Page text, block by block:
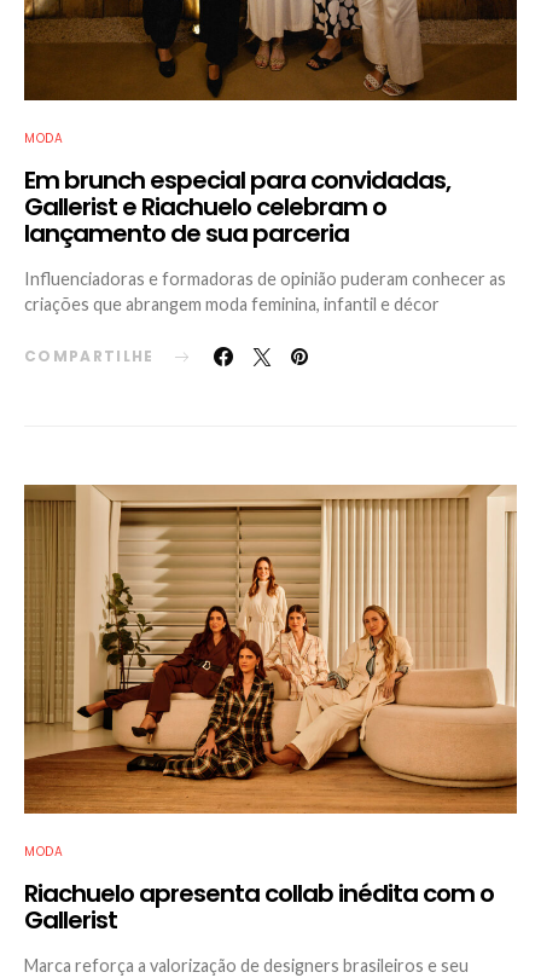
MODA
Em brunch especial para convidadas,
Gallerist e Riachuelo celebram o
lançamento de sua parceria
Influenciadoras e formadoras de opinião puderam conhecer as
criações que abrangem moda feminina, infantil e décor
COMPARTILHE
MODA
Riachuelo apresenta collab inédita com o
Gallerist
Marca reforça a valorização de designers brasileiros e seu